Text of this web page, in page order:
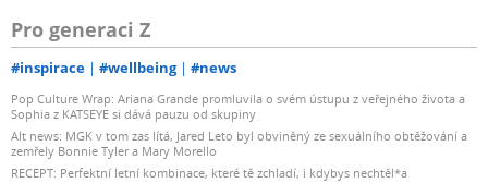
Pro generaci Z
#inspirace #wellbeing #news
Pop Culture Wrap: Ariana Grande promluvila o svém ústupu z veřejného života a
Sophia z KATSEYE si dává pauzu od skupiny
Alt news: MGK v tom zas lítá, Jared Leto byl obviněný ze sexuálního obtěžování a
zemřely Bonnie Tyler a Mary Morello
RECEPT: Perfektní letní kombinace, které tě zchladí, i kdybys nechtěl*a